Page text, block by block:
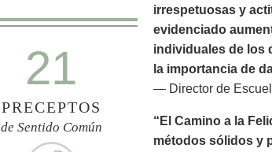
21
PRECEPTOS
de Sentido Común
irrespetuosas y
evidenciado
individuales de los
la importancia de
— Director de
“El Camino a la
métodos sólidos y